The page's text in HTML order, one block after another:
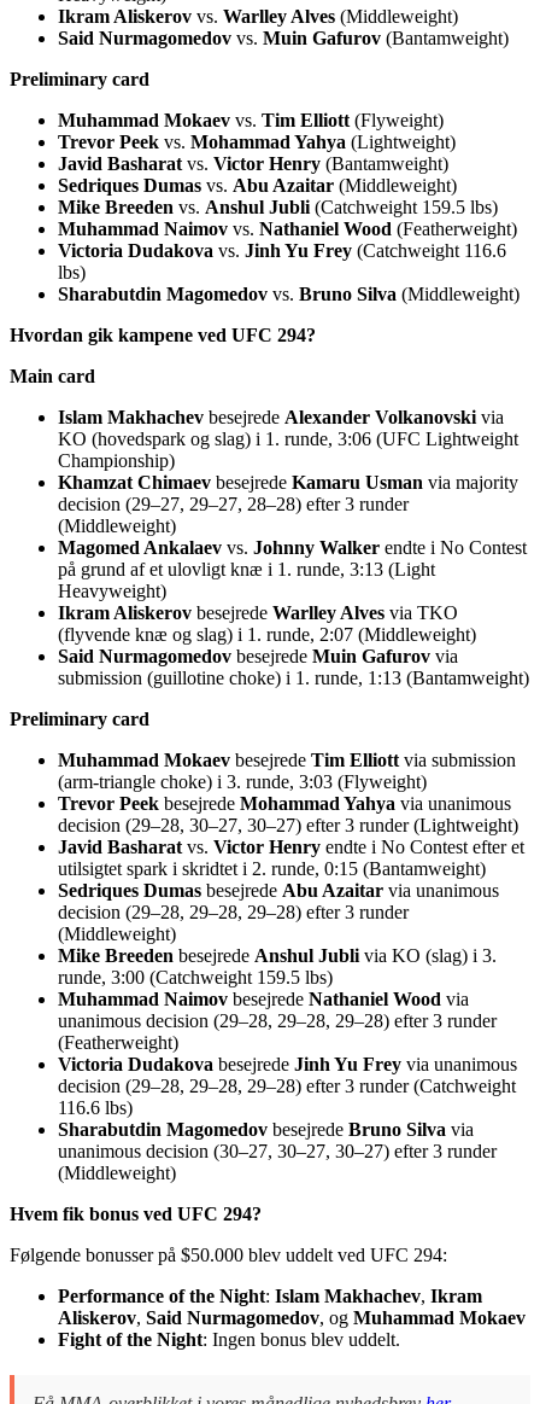
Ikram Aliskerov vs. Warlley Alves (Middleweight)
Said Nurmagomedov vs. Muin Gafurov (Bantamweight)
Preliminary card
Muhammad Mokaev vs. Tim Elliott (Flyweight)
Trevor Peek vs. Mohammad Yahya (Lightweight)
Javid Basharat vs. Victor Henry (Bantamweight)
Sedriques Dumas vs. Abu Azaitar (Middleweight)
Mike Breeden vs. Anshul Jubli (Catchweight 159.5 lbs)
Muhammad Naimov vs. Nathaniel Wood (Featherweight)
Victoria Dudakova vs. Jinh Yu Frey (Catchweight 116.6
lbs)
Sharabutdin Magomedov vs. Bruno Silva (Middleweight)
Hvordan gik kampene ved UFC 294?
Main card
Islam Makhachev besejrede Alexander Volkanovski via
KO (hovedspark og slag) i 1. runde, 3:06 (UFC Lightweight
Championship)
Khamzat Chimaev besejrede Kamaru Usman via majority
decision (29–27, 29–27, 28–28) efter 3 runder
(Middleweight)
Magomed Ankalaev vs. Johnny Walker endte i No Contest
på grund af et ulovligt knæ i 1. runde, 3:13 (Light
Heavyweight)
Ikram Aliskerov besejrede Warlley Alves via TKO
(flyvende knæ og slag) i 1. runde, 2:07 (Middleweight)
Said Nurmagomedov besejrede Muin Gafurov via
submission (guillotine choke) i 1. runde, 1:13 (Bantamweight)
Preliminary card
Muhammad Mokaev besejrede Tim Elliott via submission
(arm-triangle choke) i 3. runde, 3:03 (Flyweight)
Trevor Peek besejrede Mohammad Yahya via unanimous
decision (29–28, 30–27, 30–27) efter 3 runder (Lightweight)
Javid Basharat vs. Victor Henry endte i No Contest efter et
utilsigtet spark i skridtet i 2. runde, 0:15 (Bantamweight)
Sedriques Dumas besejrede Abu Azaitar via unanimous
decision (29–28, 29–28, 29–28) efter 3 runder
(Middleweight)
Mike Breeden besejrede Anshul Jubli via KO (slag) i 3.
runde, 3:00 (Catchweight 159.5 lbs)
Muhammad Naimov besejrede Nathaniel Wood via
unanimous decision (29–28, 29–28, 29–28) efter 3 runder
(Featherweight)
Victoria Dudakova besejrede Jinh Yu Frey via unanimous
decision (29–28, 29–28, 29–28) efter 3 runder (Catchweight
116.6 lbs)
Sharabutdin Magomedov besejrede Bruno Silva via
unanimous decision (30–27, 30–27, 30–27) efter 3 runder
(Middleweight)
Hvem fik bonus ved UFC 294?
Følgende bonusser på $50.000 blev uddelt ved UFC 294:
Performance of the Night: Islam Makhachev, Ikram
Aliskerov, Said Nurmagomedov, og Muhammad Mokaev
Fight of the Night: Ingen bonus blev uddelt.